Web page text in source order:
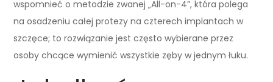
wspomnieć o metodzie zwanej „All-on-4”, która polega
na osadzeniu całej protezy na czterech implantach w
szczęce; to rozwiązanie jest często wybierane przez
osoby chcące wymienić wszystkie zęby w jednym łuku.